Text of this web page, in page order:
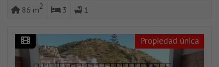
86 m2 3 1
Propiedad única